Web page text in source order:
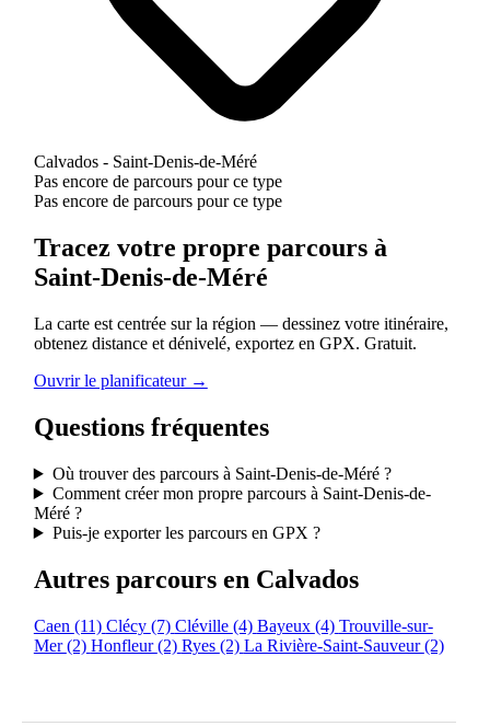
Calvados - Saint-Denis-de-Méré
Pas encore de parcours pour ce type
Pas encore de parcours pour ce type
Tracez votre propre parcours à
Saint-Denis-de-Méré
La carte est centrée sur la région — dessinez votre itinéraire,
obtenez distance et dénivelé, exportez en GPX. Gratuit.
Ouvrir le planificateur →
Questions fréquentes
Où trouver des parcours à Saint-Denis-de-Méré ?
Comment créer mon propre parcours à Saint-Denis-de-
Méré ?
Puis-je exporter les parcours en GPX ?
Autres parcours en Calvados
Caen (11) Clécy (7) Cléville (4) Bayeux (4) Trouville-sur-
Mer(2) Honfleur(2) Ryes (2) La Rivière-Saint-Sauveur(2)